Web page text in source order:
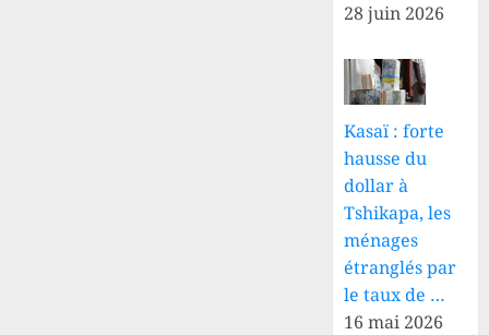
28 juin 2026
Kasaï : forte
hausse du
dollar à
Tshikapa, les
ménages
étranglés par
le taux de …
16 mai 2026